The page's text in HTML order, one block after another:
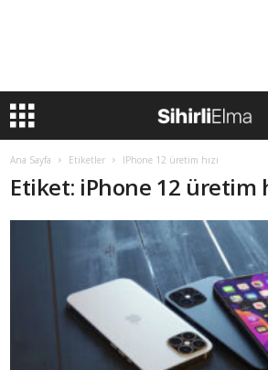
Ana Sayfa Etiketler IPhone 12 üretim hızı
Etiket: iPhone 12 üretim